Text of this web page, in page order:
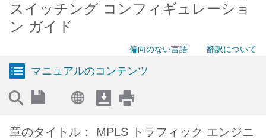
スイッチング コンフィギュレーショ
ン ガイド
偏向のない言語 翻訳について
マニュアルのコンテンツ
章のタイトル： MPLS トラフィック エンジニ